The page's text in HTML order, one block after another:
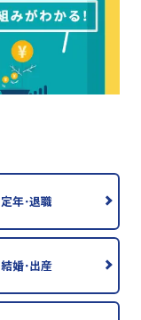
定年･退職
結婚･出産